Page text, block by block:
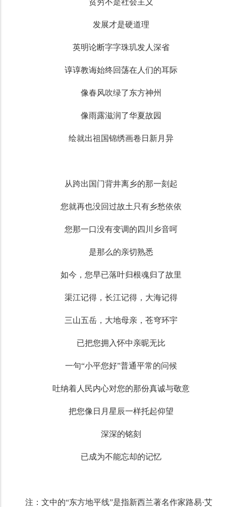
贫穷不是社会主义
发展才是硬道理
英明论断字字珠玑发人深省
谆谆教诲始终回荡在人们的耳际
像春风吹绿了东方神州
像雨露滋润了华夏故园
绘就出祖国锦绣画卷日新月异
从跨出国门背井离乡的那一刻起
您就再也没回过故土只有乡愁依依
您那一口没有变调的四川乡音呵
是那么的亲切熟悉
如今，您早已落叶归根魂归了故里
渠江记得，长江记得，大海记得
三山五岳，大地母亲，苍穹环宇
已把您拥入怀中亲昵无比
一句“小平您好”普通平常的问候
吐纳着人民内心对您的那份真诚与敬意
把您像日月星辰一样托起仰望
深深的铭刻
已成为不能忘却的记忆
注：文中的“东方地平线”是指新西兰著名作家路易·艾